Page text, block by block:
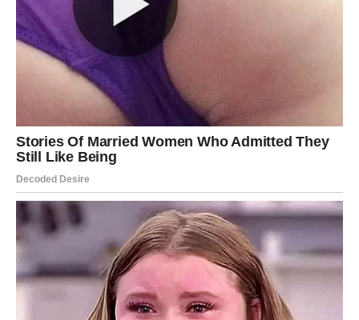
Poruka sudbine: Srce zna pre nego što razum shvati.